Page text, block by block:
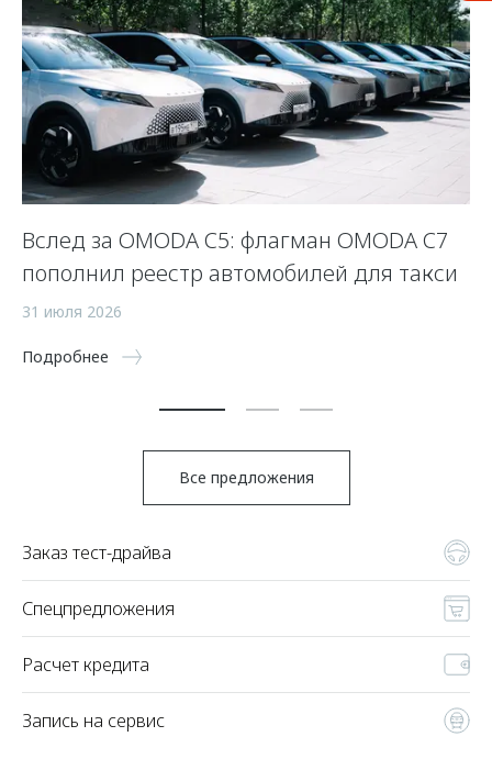
Вслед за OMODA C5: флагман OMODA C7
пополнил реестр автомобилей для такси
31 июля 2026
Подробнее
Все предложения
Заказ тест-драйва
Спецпредложения
Расчет кредита
Запись на сервис